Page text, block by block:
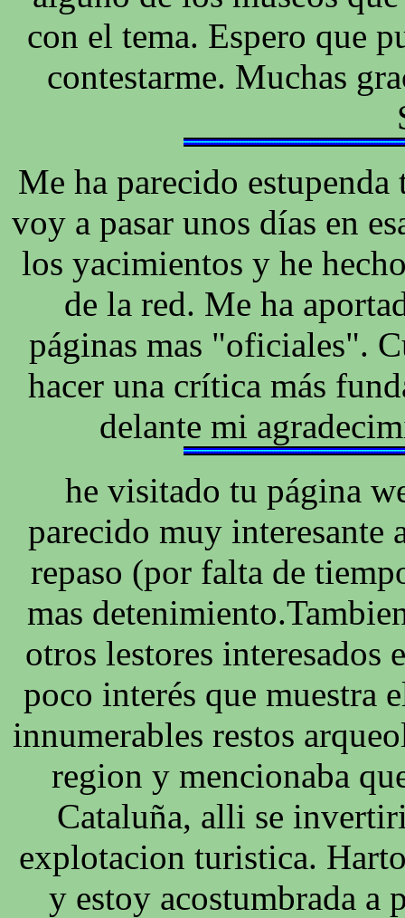
con el tema. Espero que
contestarme. Muchas
Me ha parecido
voy a pasar unos días en
los yacimientos y he
de la red. Me ha
páginas mas "oficiales".
hacer una crítica más
delante mi
he visitado tu página
parecido muy interesante
repaso (por falta de
mas
otros lestores interesados
poco interés que muestra
innumerables restos
region y mencionaba
Cataluña, alli se
explotacion turistica.
y estoy acostumbrada a